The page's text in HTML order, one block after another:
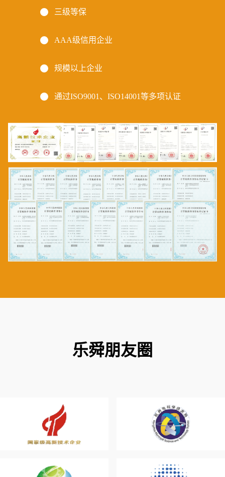
三级等保
AAA级信用企业
规模以上企业
通过ISO9001、ISO14001等多项认证
乐舜朋友圈